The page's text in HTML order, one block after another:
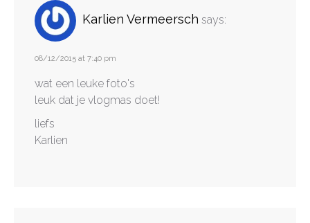
Karlien Vermeersch says:
08/12/2015 at 7:40 pm
wat een leuke foto's
leuk dat je vlogmas doet!
liefs
Karlien